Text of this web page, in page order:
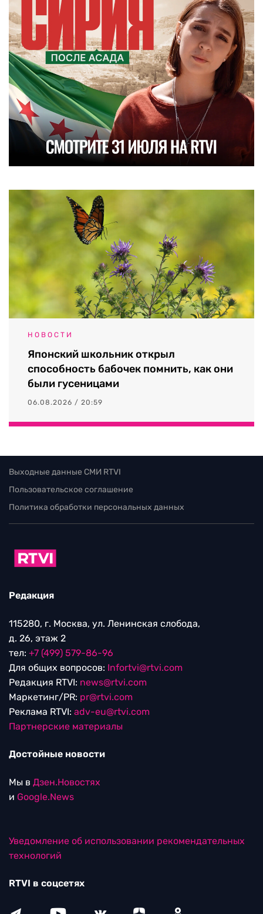
НОВОСТИ
Японский школьник открыл
способность бабочек помнить, как они
были гусеницами
06.08.2026 / 20:59
Выходные данные СМИ RTVI
Пользовательское соглашение
Политика обработки персональных данных
Редакция
115280, г. Москва, ул. Ленинская слобода,
д. 26, этаж 2
тел: +7 (499) 579-86-96
Для общих вопросов: Infortvi@rtvi.com
Редакция RTVI: news@rtvi.com
Маркетинг/PR: pr@rtvi.com
Реклама RTVI: adv-eu@rtvi.com
Партнерские материалы
Достойные новости
Мы в Дзен.Новостях
и Google.News
Уведомление об использовании рекомендательных
технологий
RTVI в соцсетях